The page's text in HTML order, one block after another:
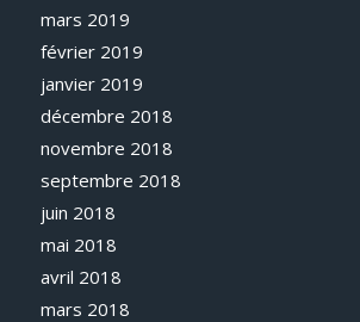
mars 2019
février 2019
janvier 2019
décembre 2018
novembre 2018
septembre 2018
juin 2018
mai 2018
avril 2018
mars 2018